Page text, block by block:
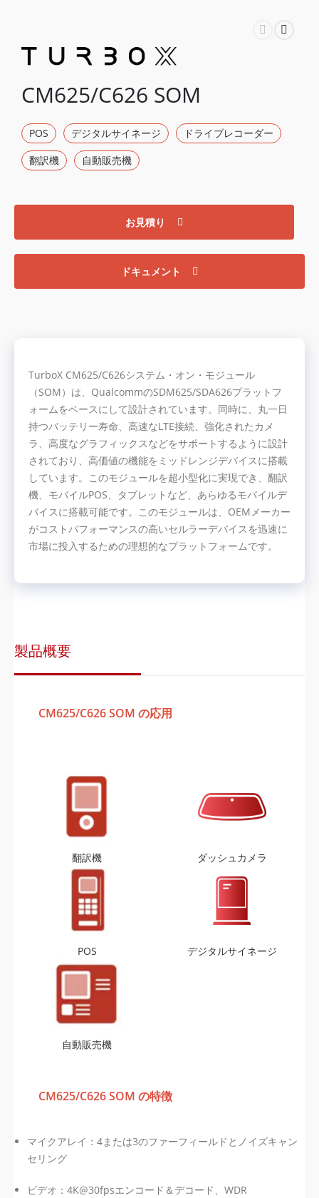
CM625/C626 SOM
POS デジタルサイネージ
ドライブレコーダー
翻訳機
自動販売機
お見積り
ドキュメント
TurboX CM625/C626システム・オン・モジュール
（SOM）は、QualcommのSDM625/SDA626プラットフ
ォームをベースにして設計されています。同時に、丸一日
持つバッテリー寿命、高速なLTE接続、強化されたカメ
ラ、高度なグラフィックスなどをサポートするように設計
されており、高価値の機能をミッドレンジデバイスに搭載
しています。このモジュールを超小型化に実現でき、翻訳
機、モバイルPOS、タブレットなど、あらゆるモバイルデ
バイスに搭載可能です。このモジュールは、OEMメーカー
がコストパフォーマンスの高いセルラーデバイスを迅速に
市場に投入するための理想的なプラットフォームです。
製品概要
CM625/C626 SOM の応用
翻訳機 ダッシュカメラ
POS デジタルサイネージ
自動販売機
CM625/C626 SOM の特徴
マイクアレイ：4または3のファーフィールドとノイズキャン
セリング
ビデオ：4K@30fpsエンコード＆デコード、WDR